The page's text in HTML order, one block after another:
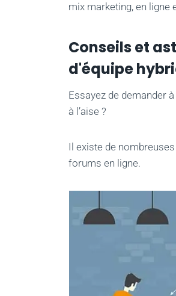
mix marketing, en ligne
Conseils et
d'équipe
Essayez de demander
à l’aise ?
Il existe de
forums en ligne.